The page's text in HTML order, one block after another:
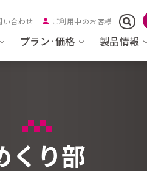
い合わせ ご利用中のお客様
プラン·価格 製品情報
くり部